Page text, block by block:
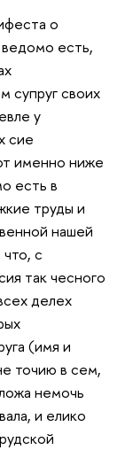
о
есть,
супруг своих
у
сие
именно ниже
есть в
труды и
нашей
с
так чесного
делех
(имя и
точию в сем,
немочь
и елико